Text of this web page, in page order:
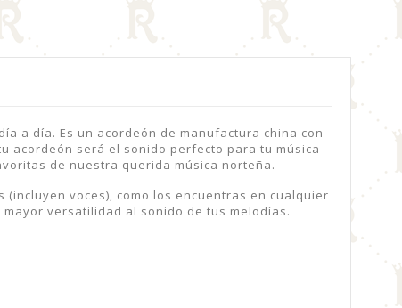
a día. Es un acordeón de manufactura china con
acordeón será el sonido perfecto para tu música
de nuestra querida música norteña.
voces), como los encuentras en cualquier
versatilidad al sonido de tus melodías.